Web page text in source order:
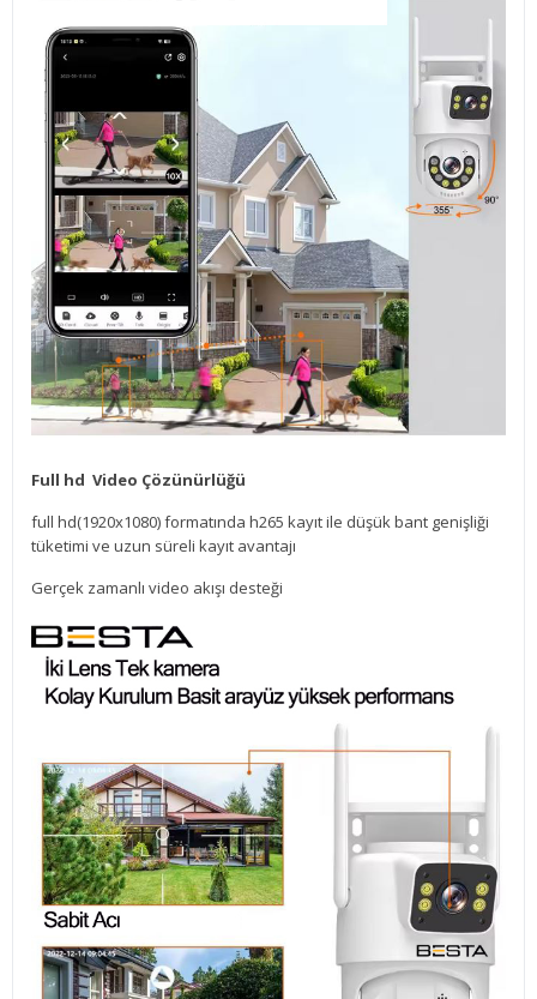
Full hd Video Çözünürlüğü
full hd(1920x1080) formatında h265 kayıt ile düşük bant genişliği
tüketimi ve uzun süreli kayıt avantajı
Gerçek zamanlı video akışı desteği